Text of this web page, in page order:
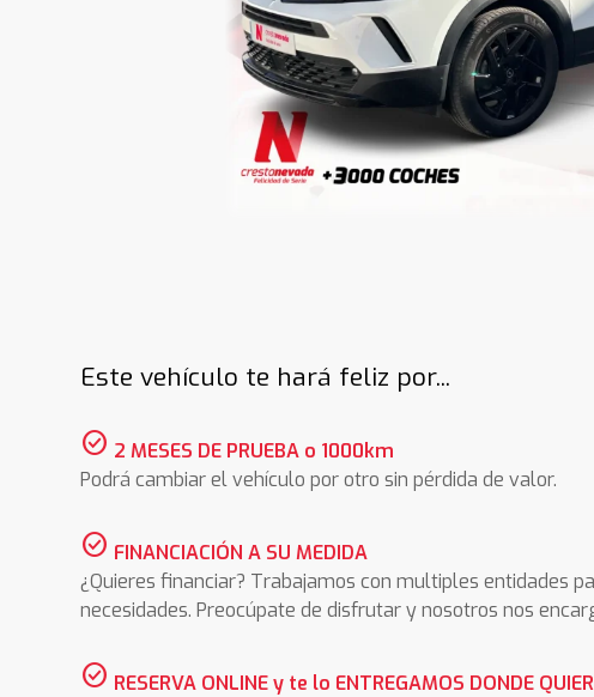
Este vehículo te hará feliz por...
check_circle 2 MESES DE PRUEBA o 1000km
Podrá cambiar el vehículo por otro sin pérdida de valor.
check_circle FINANCIACIÓN A SU MEDIDA
¿Quieres financiar? Trabajamos con multiples entidades
necesidades. Preocúpate de disfrutar y nosotros nos
check_circle RESERVA ONLINE y te lo ENTREGAMOS DONDE